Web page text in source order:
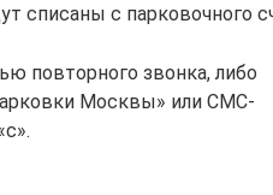
списаны с парковочного
повторного звонка, либо
Москвы» или СМС-